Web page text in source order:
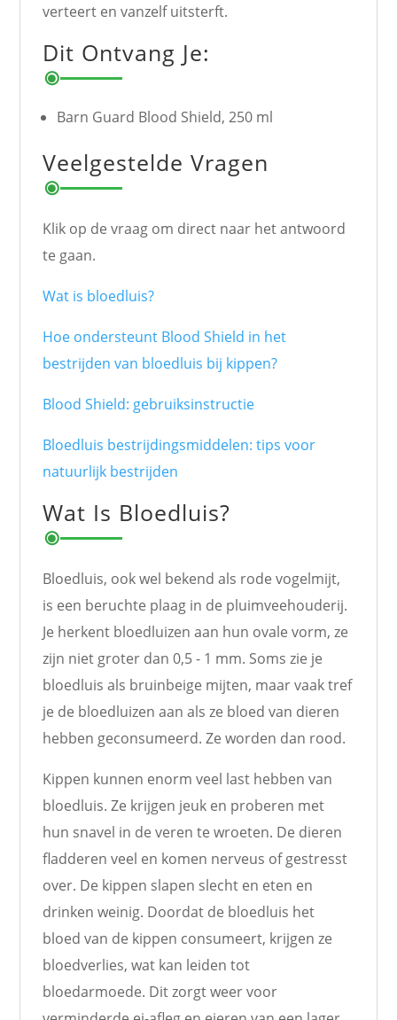
verteert en vanzelf uitsterft.
Dit Ontvang Je:
Barn Guard Blood Shield, 250 ml
Veelgestelde Vragen
Klik op de vraag om direct naar het antwoord
te gaan.
Wat is bloedluis?
Hoe ondersteunt Blood Shield in het
bestrijden van bloedluis bij kippen?
Blood Shield: gebruiksinstructie
Bloedluis bestrijdingsmiddelen: tips voor
natuurlijk bestrijden
Wat Is Bloedluis?
Bloedluis, ook wel bekend als rode vogelmijt,
is een beruchte plaag in de pluimveehouderij.
Je herkent bloedluizen aan hun ovale vorm, ze
zijn niet groter dan 0,5 - 1 mm. Soms zie je
bloedluis als bruinbeige mijten, maar vaak tref
je de bloedluizen aan als ze bloed van dieren
hebben geconsumeerd. Ze worden dan rood.
Kippen kunnen enorm veel last hebben van
bloedluis. Ze krijgen jeuk en proberen met
hun snavel in de veren te wroeten. De dieren
fladderen veel en komen nerveus of gestresst
over. De kippen slapen slecht en eten en
drinken weinig. Doordat de bloedluis het
bloed van de kippen consumeert, krijgen ze
bloedverlies, wat kan leiden tot
bloedarmoede. Dit zorgt weer voor